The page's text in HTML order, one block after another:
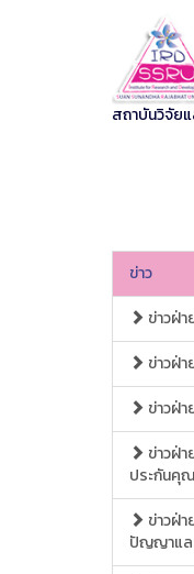
สถาบันวิจัย
ข่าว
ข่าวฝ่
ข่าวฝ่า
ข่าวฝ่
ข่าวฝ่
ประกันคุ
ข่าวฝ่
ปัญญาแล